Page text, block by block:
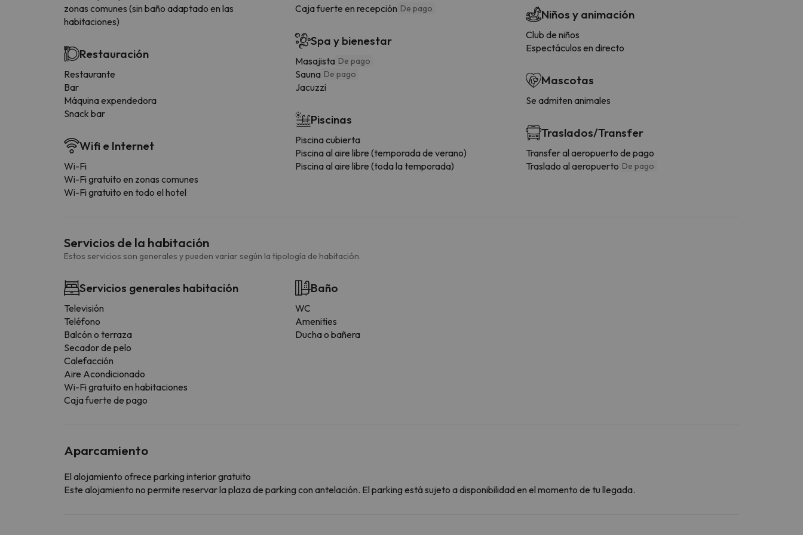
zonas comunes (sin baño adaptado en las
habitaciones)
Restauración
Restaurante
Bar
Máquina expendedora
Snack bar
Wifi e Internet
Wi-Fi
Wi-Fi gratuito en zonas comunes
Wi-Fi gratuito en todo el hotel
Caja fuerte en recepción De pago
Spa y bienestar
Masajista De pago
Sauna De pago
Jacuzzi
Piscinas
Piscina cubierta
Piscina al aire libre (temporada de verano)
Piscina al aire libre (toda la temporada)
Niños y animación
Club de niños
Espectáculos en directo
Mascotas
Se admiten animales
Traslados/Transfer
Transfer al aeropuerto de pago
Traslado al aeropuerto De pago
Servicios de la habitación
Estos servicios son generales y pueden variar según la tipología de habitación.
Servicios generales habitación
Televisión
Teléfono
Balcón o terraza
Secador de pelo
Calefacción
Aire Acondicionado
Wi-Fi gratuito en habitaciones
Caja fuerte de pago
Baño
WC
Amenities
Ducha o bañera
Aparcamiento
El alojamiento ofrece parking interior gratuito
Este alojamiento no permite reservar la plaza de parking con antelación. El parking está sujeto a disponibilidad en el momento de tu llegada.